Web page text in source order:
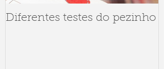
Diferentes testes do pezinho